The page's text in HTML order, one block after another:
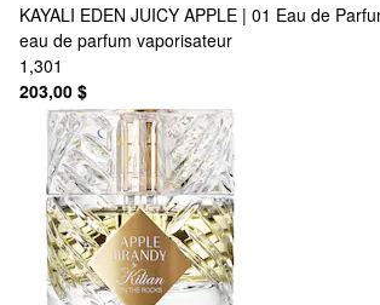
KAYALI EDEN JUICY APPLE | 01 Eau de
eau de parfum vaporisateur
1,301
203,00 $